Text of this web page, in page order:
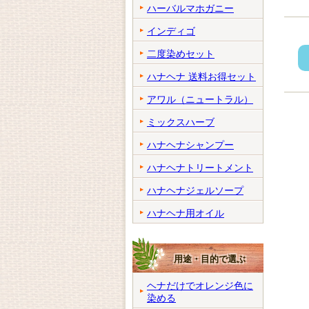
ハーバルマホガニー
インディゴ
二度染めセット
ハナヘナ 送料お得セット
アワル（ニュートラル）
ミックスハーブ
ハナヘナシャンプー
ハナヘナトリートメント
ハナヘナジェルソープ
ハナヘナ用オイル
用途・目的で選ぶ
ヘナだけでオレンジ色に
染める